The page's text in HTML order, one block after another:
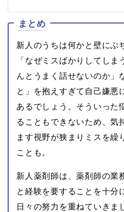
まとめ
新人のうちは何かと壁にぶ
「なぜミスばかりしてしま
んとうまく話せないのか」
と」を抱えすぎて自己嫌悪
あるでしょう。そういった
ることもできないため、気
ます視野が狭まりミスを繰
ことも。
新人薬剤師は、薬剤師の業
と経験を要することを十分
日々の努力を重ねていきま